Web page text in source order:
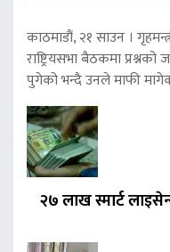
काठमाडौं, २१ साउन ।
राष्ट्रियसभा बैठकमा
पुगेको भन्दै उनले माफी
२७ लाख स्मार्ट